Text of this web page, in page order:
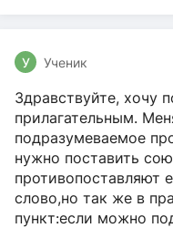
У Ученик
Здравствуйте, хочу
прилагательным.
подразумеваемое
нужно поставить
противопоставляют
слово,но так же в
пункт:если можно